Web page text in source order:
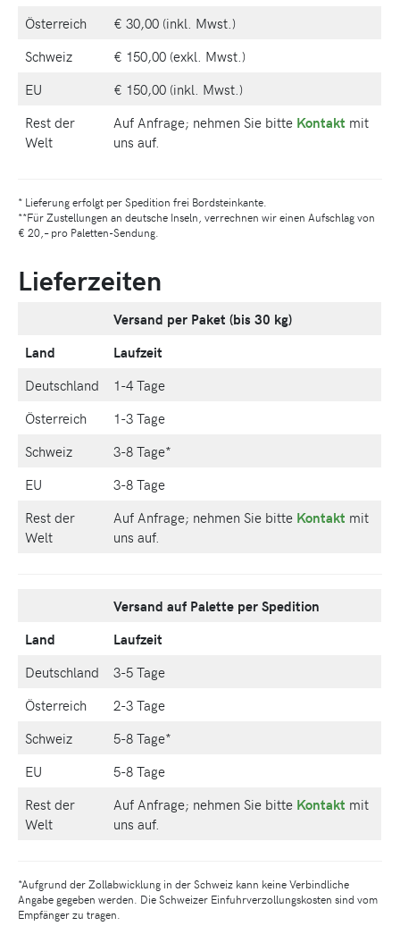
Österreich
€ 30,00 (inkl. Mwst.)
Schweiz
€ 150,00 (exkl. Mwst.)
EU
€ 150,00 (inkl. Mwst.)
Rest der
Welt
Auf Anfrage; nehmen Sie bitte Kontakt mit
uns auf.
* Lieferung erfolgt per Spedition frei Bordsteinkante.
**Für Zustellungen an deutsche Inseln, verrechnen wir einen Aufschlag von
€ 20,– pro Paletten-Sendung.
Lieferzeiten
Versand per Paket (bis 30 kg)
Land
Laufzeit
Deutschland
1-4 Tage
Österreich
1-3 Tage
Schweiz
3-8 Tage*
EU
3-8 Tage
Rest der
Welt
Auf Anfrage; nehmen Sie bitte Kontakt mit
uns auf.
Versand auf Palette per Spedition
Land
Laufzeit
Deutschland
3-5 Tage
Österreich
2-3 Tage
Schweiz
5-8 Tage*
EU
5-8 Tage
Rest der
Welt
Auf Anfrage; nehmen Sie bitte Kontakt mit
uns auf.
*Aufgrund der Zollabwicklung in der Schweiz kann keine Verbindliche
Angabe gegeben werden. Die Schweizer Einfuhrverzollungskosten sind vom
Empfänger zu tragen.